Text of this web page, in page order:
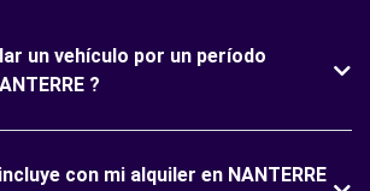
un vehículo por un período
?
con mi alquiler en NANTERRE